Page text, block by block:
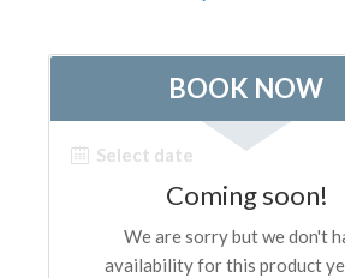
Opificio delle Pietre Dure
Museo Galileo
Vasari Corridor